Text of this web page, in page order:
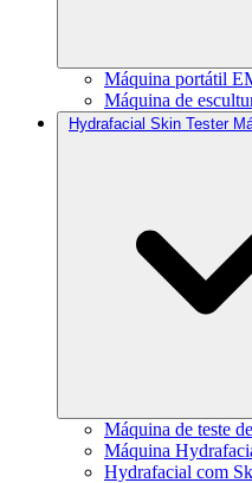
Máquina portátil
Máquina de
Hydrafacial Skin Tester
Máquina de teste
Máquina
Hydrafacial com